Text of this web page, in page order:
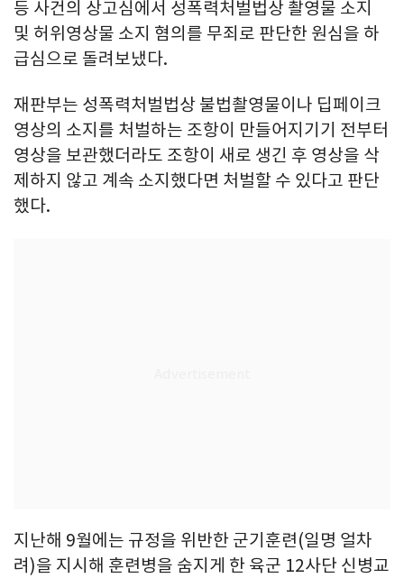
등 사건의 상고심에서 성폭력처벌법상 촬영물 소지
및 허위영상물 소지 혐의를 무죄로 판단한 원심을 하
급심으로 돌려보냈다.
재판부는 성폭력처벌법상 불법촬영물이나 딥페이크
영상의 소지를 처벌하는 조항이 만들어지기기 전부터
영상을 보관했더라도 조항이 새로 생긴 후 영상을 삭
제하지 않고 계속 소지했다면 처벌할 수 있다고 판단
했다.
지난해 9월에는 규정을 위반한 군기훈련(일명 얼차
려)을 지시해 훈련병을 숨지게 한 육군 12사단 신병교